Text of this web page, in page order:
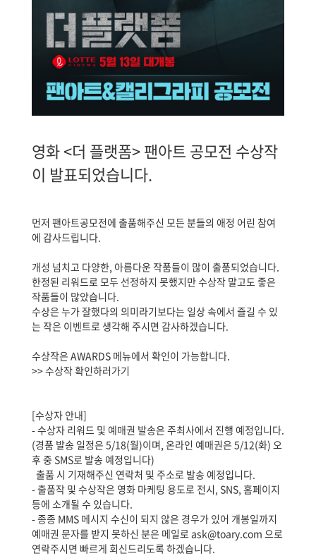
영화 <더 플랫폼> 팬아트 공모전 수상작
이 발표되었습니다.
먼저 팬아트공모전에 출품해주신 모든 분들의 애정 어린 참여
에 감사드립니다.
개성 넘치고 다양한, 아름다운 작품들이 많이 출품되었습니다.
한정된 리워드로 모두 선정하지 못했지만 수상작 말고도 좋은
작품들이 많았습니다.
수상은 누가 잘했다의 의미라기보다는 일상 속에서 즐길 수 있
는 작은 이벤트로 생각해 주시면 감사하겠습니다.
수상작은 AWARDS 메뉴에서 확인이 가능합니다.
>> 수상작 확인하러가기
[수상자 안내]
- 수상자 리워드 및 예매권 발송은 주최사에서 진행 예정입니다.
(경품 발송 일정은 5/18(월)이며, 온라인 예매권은 5/12(화) 오
후 중 SMS로 발송 예정입니다)
출품 시 기재해주신 연락처 및 주소로 발송 예정입니다.
- 출품작 및 수상작은 영화 마케팅 용도로 전시, SNS, 홈페이지
등에 소개될 수 있습니다.
- 종종 MMS 메시지 수신이 되지 않은 경우가 있어 개봉일까지
예매권 문자를 받지 못하신 분은 메일로 ask@toary.com 으로
연락주시면 빠르게 회신드리도록 하겠습니다.